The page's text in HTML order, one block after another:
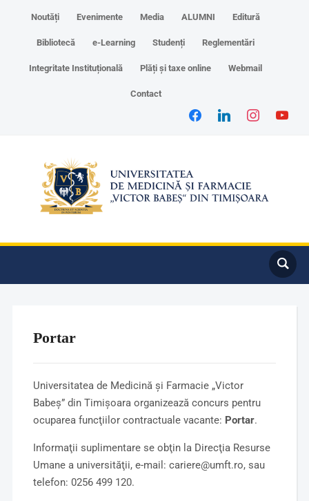
Noutăți Evenimente Media ALUMNI Editură
Bibliotecă e-Learning Studenți Reglementări
Integritate Instituțională Plăți și taxe online Webmail
Contact
Portar
Universitatea de Medicină şi Farmacie „Victor
Babeş” din Timişoara organizează concurs pentru
ocuparea funcţiilor contractuale vacante: Portar.
Informaţii suplimentare se obţin la Direcţia Resurse
Umane a universităţii, e-mail: cariere@umft.ro, sau
telefon: 0256 499 120.